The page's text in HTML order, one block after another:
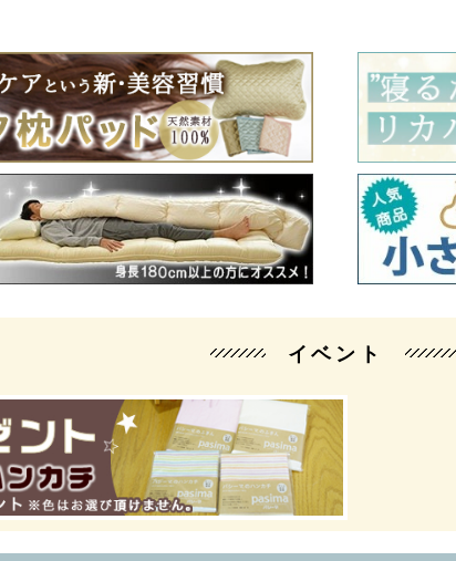
セット
セット
セット
セット
セット
クセルゴールド
イヤルゴールド
ザーダックダウン
セット
セット
セット
セット
セット
セット
ズ
掛け布団
掛け布団
掛け布団
掛け布団
布団 防ダニ敷布団
小さい敷布団 70cm幅 ミニシングル
75cm幅 ショートセミシ
ングル
80cm幅 セミシングル
大きい敷布団
機能性敷布団シングルサイズ敷パッド
小さい敷パッド
大きい敷パッド
シルク敷パッド
枕パッド
シルク枕パッド
除湿シート
接触冷感パッド
暖かパッド
ガーゼケット
オーガニックコットン
ベッドパッド
パッドセット 掛け布団カバー
敷布団カバー
枕カバー
BOXシーツ
防ダニカバー
クッションカバー
オーガニックコッ
カバーセット 小さ
やや
普通
大き
パイ
高反
低反
機能
イベント